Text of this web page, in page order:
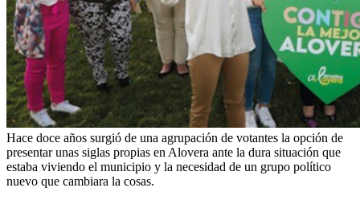
Hace doce años surgió de una agrupación de votantes la opción de
presentar unas siglas propias en Alovera ante la dura situación que
estaba viviendo el municipio y la necesidad de un grupo político
nuevo que cambiara la cosas.